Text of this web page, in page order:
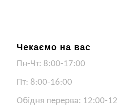
Чекаємо на вас
Пн-Чт: 8:00-17:00
Пт: 8:00-16:00
Обідня перерва: 12:00-